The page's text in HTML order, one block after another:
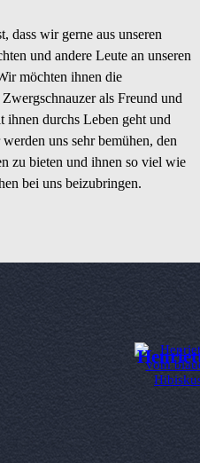
dass wir gerne aus unseren
und andere Leute an unseren
möchten ihnen die
als Freund und
ihnen durchs Leben geht und
uns sehr bemühen, den
zu bieten und ihnen so viel wie
bei uns beizubringen.